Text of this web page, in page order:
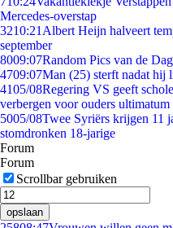
Mercedes-overstap
3210:21 Albert Heijn halveert
september
8009:07Random Pics van de
4709:07Man (25) sterft nadat hij
4105/08Regering VS geeft
verbergen voor ouders ultimatum
5005/08Twee Syriërs krijgen 11
stomdronken 18-jarige
Forum
Forum
Scrollbar gebruiken
opslaan